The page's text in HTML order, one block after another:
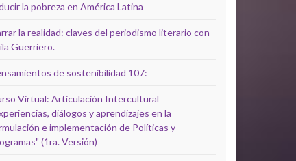
la pobreza en América Latina
la realidad: claves del periodismo literario con
Guerriero.
de sostenibilidad 107:
Virtual: Articulación Intercultural
diálogos y aprendizajes en la
e implementación de Políticas y
(1ra. Versión)